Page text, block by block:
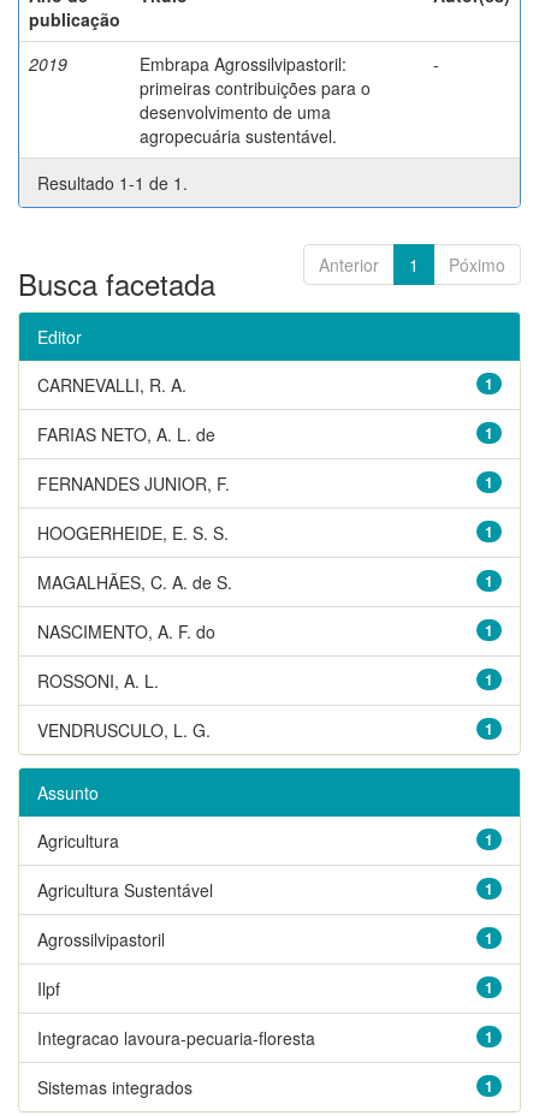
publicação
2019
Embrapa Agrossilvipastoril:
primeiras contribuições para o
desenvolvimento de uma
agropecuária sustentável.
-
Resultado 1-1 de 1.
Anterior 1 Póximo
Busca facetada
Editor
1
CARNEVALLI, R. A.
1
FARIAS NETO, A. L. de
1
FERNANDES JUNIOR, F.
1
HOOGERHEIDE, E. S. S.
1
MAGALHÃES, C. A. de S.
1
NASCIMENTO, A. F. do
1
ROSSONI, A. L.
1
VENDRUSCULO, L. G.
Assunto
1
Agricultura
1
Agricultura Sustentável
1
Agrossilvipastoril
1
Ilpf
1
Integracao lavoura-pecuaria-floresta
1
Sistemas integrados